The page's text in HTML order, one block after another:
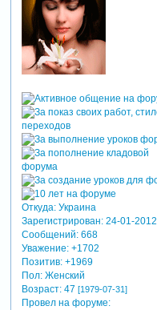
Откуда:Украина
Зарегистрирован: 24-01-2012
Сообщений:668
Уважение: +1702
Позитив: +1969
Пол:Женский
Возраст:47 [1979-07-31]
Провел на форуме: